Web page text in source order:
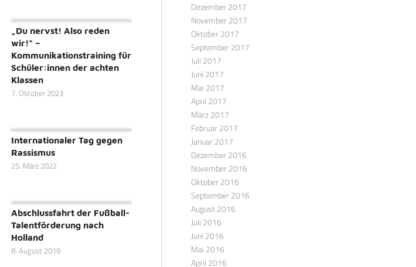
„Du nervst! Also reden
wir!“ –
Kommunikationstraining für
Schüler:innen der achten
Klassen
7. Oktober 2023
Internationaler Tag gegen
Rassismus
25. März 2022
Abschlussfahrt der Fußball-
Talentförderung nach
Holland
8. August 2019
Dezember 2017
November 2017
Oktober 2017
September 2017
Juli 2017
Juni 2017
Mai 2017
April 2017
März 2017
Februar 2017
Januar 2017
Dezember 2016
November 2016
Oktober 2016
September 2016
August 2016
Juli 2016
Juni 2016
Mai 2016
April 2016